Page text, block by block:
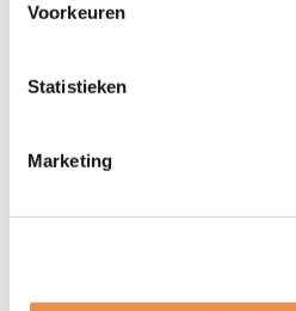
Voorkeuren
Statistieken
Marketing
Welzijn op Recept Plus
Maak kennis met Welzijn op
preventief concept om de brug
Lees meer